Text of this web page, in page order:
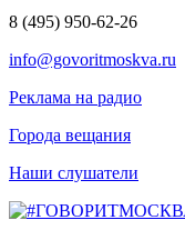
8 (495) 950-62-26
info@govoritmoskva.ru
Реклама на радио
Города вещания
Наши слушатели